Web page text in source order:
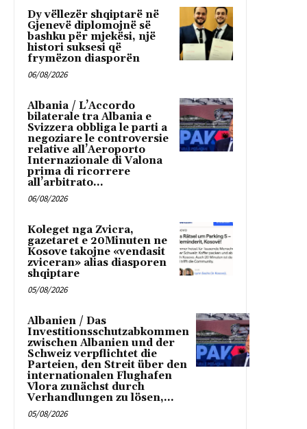
Dy vëllezër shqiptarë në
Gjenevë diplomojnë së
bashku për mjekësi, një
histori suksesi që
frymëzon diasporën
06/08/2026
Albania / L’Accordo
bilaterale tra Albania e
Svizzera obbliga le parti a
negoziare le controversie
relative all’Aeroporto
Internazionale di Valona
prima di ricorrere
all’arbitrato...
06/08/2026
Koleget nga Zvicra,
gazetaret e 20Minuten ne
Kosove takojne «vendasit
zviceran» alias diasporen
shqiptare
05/08/2026
Albanien / Das
Investitionsschutzabkommen
zwischen Albanien und der
Schweiz verpflichtet die
Parteien, den Streit über den
internationalen Flughafen
Vlora zunächst durch
Verhandlungen zu lösen,...
05/08/2026